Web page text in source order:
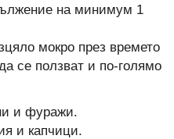
на минимум 1
мокро през времето
се ползват и по-голямо
и фуражи.
и капчици.